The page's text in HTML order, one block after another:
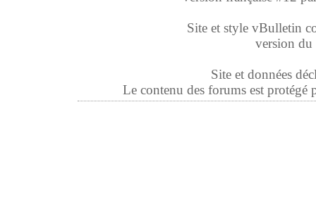
Site et style vBulletin
version
Site et données
Le contenu des forums est protégé